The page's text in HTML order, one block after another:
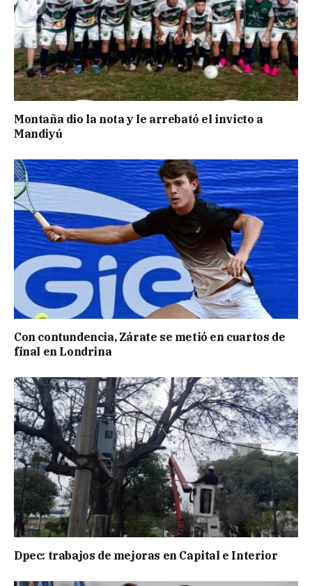
Montaña dio la nota y le arrebató el invicto a
Mandiyú
Con contundencia, Zárate se metió en cuartos de
final en Londrina
Dpec: trabajos de mejoras en Capital e Interior